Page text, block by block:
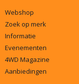
Webshop
Zoek op merk
Informatie
Evenementen
4WD Magazine
Aanbiedingen